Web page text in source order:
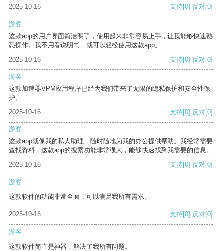
2025-10-16 支持[0] 反对[0]
游客
这款app的用户界面简洁明了，使用起来非常容易上手，让我能够快速熟
悉操作。我不用看说明书，就可以轻松使用这款app。
2025-10-16
支持[0] 反对[0]
游客
这款加速器VPM应用程序已经为我们带来了无限的隐私保护和安全性保
护。
2025-10-16
支持[0] 反对[0]
游客
这款app就像我的私人助理，随时随地为我的办公提供帮助。我经常需要
查找资料，这款app的搜索功能非常强大，能够快速找到我需要的信息。
2025-10-16
支持[0] 反对[0]
游客
这款软件的功能非常全面，可以满足我所有需求。
2025-10-16 支持[0] 反对[0]
游客
这款软件简直是神器，解决了我所有问题。